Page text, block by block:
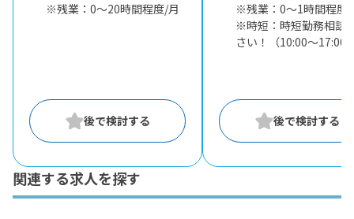
※残業：0〜20時間程度/月
※残業：0〜1時間程度/
※時短：時短勤務相談
さい！（10:00～17:00
関連する求人を探す